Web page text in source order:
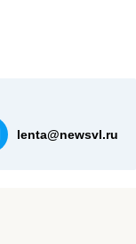
lenta@newsvl.ru